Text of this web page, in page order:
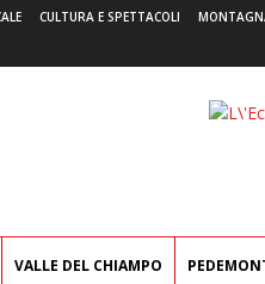
CULTURA E SPETTACOLI
VALLE DEL CHIAMPO